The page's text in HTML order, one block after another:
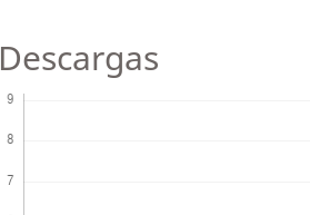
Descargas